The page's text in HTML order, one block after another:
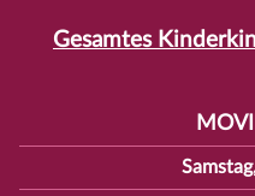
Gesamtes